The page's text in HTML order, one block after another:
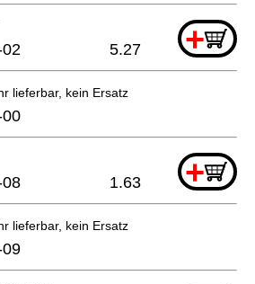
+
5.27
lieferbar, kein Ersatz
+
1.63
lieferbar, kein Ersatz